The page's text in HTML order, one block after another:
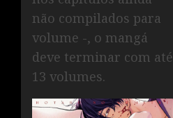
não compilados para
volume -, o mangá
deve terminar com até
13 volumes.